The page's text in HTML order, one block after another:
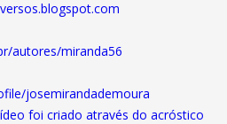
autores/miranda56
josemirandademoura
foi criado através do acróstico